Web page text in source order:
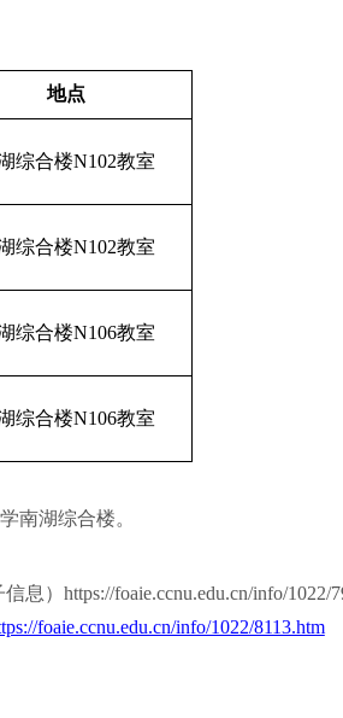
地点
综合楼N102教室
综合楼N102教室
综合楼N106教室
综合楼N106教室
南湖综合楼。
）https://foaie.ccnu.edu.cn/info/1022/
foaie.ccnu.edu.cn/info/1022/8113.htm